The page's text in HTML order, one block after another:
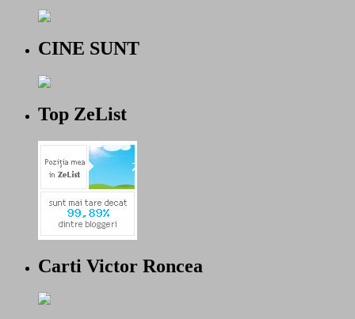
CINE SUNT
Top ZeList
Carti Victor Roncea